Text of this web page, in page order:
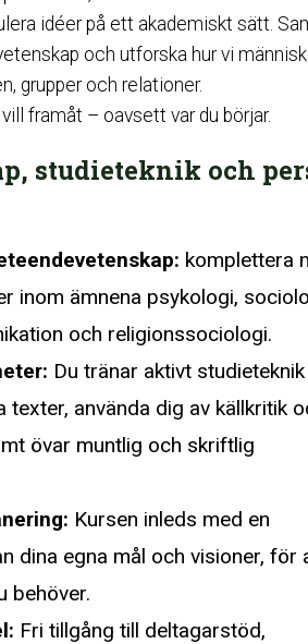
idéer på ett akademiskt sätt.
och utforska hur vi
grupper och relationer.
framåt – oavsett var du börjar.
studieteknik och
komplettera
inom ämnena psykologi,
och religionssociologi.
Du tränar aktivt
texter, använda dig av källkritik
övar muntlig och skriftlig
Kursen inleds med en
dina egna mål och visioner, för
behöver.
Fri tillgång till deltagarstöd,